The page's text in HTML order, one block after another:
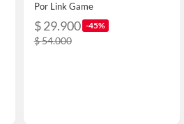
Por Link Game
$ 29.900 -45%
$ 54.000